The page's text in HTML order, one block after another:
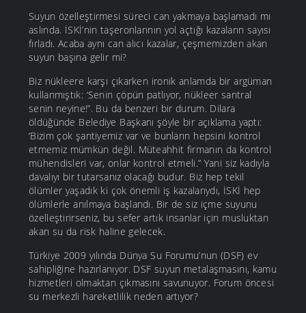
Suyun özelleştirmesi süreci can yakmaya başlamadı mı
aslında. İSKİ’nin taşeronlarının yol açtığı kazaların sayısı
fırladı. Acaba aynı can alıcı kazalar, çeşmemizden akan
suyun başına gelir mi?
Biz nükleere karşı çıkarken ironik anlamda bir argüman
kullanmıştık: ‘Senin çöpün patlıyor, nükleer santral
senin neyine!”. Bu da benzeri bir durum. Dilara
öldüğünde Belediye Başkanı şöyle bir açıklama yaptı:
‘Bizim çok şantiyemiz var ve bunların hepsini kontrol
etmemiz mümkün değil. Müteahhit firmanın da kontrol
mühendisleri var, onlar kontrol etmeli.” Yani siz kadıyla
davalıyı bir tutarsanız olacağı budur. Biz hep tekil
ölümler yaşadık ki çok önemli iş kazalarıydı, İSKİ hep
ölümlerle anılmaya başlandı. Bir de siz içme suyunu
özelleştirirseniz, bu sefer artık insanlar için musluktan
akan su da risk haline gelecek.
Türkiye 2009 yılında Dünya Su Forumu’nun (DSF) ev
sahipliğine hazırlanıyor. DSF suyun metalaşmasını, kamu
hizmetleri olmaktan çıkmasını savunuyor. Forum öncesi
su merkezli hareketlilik neden artıyor?